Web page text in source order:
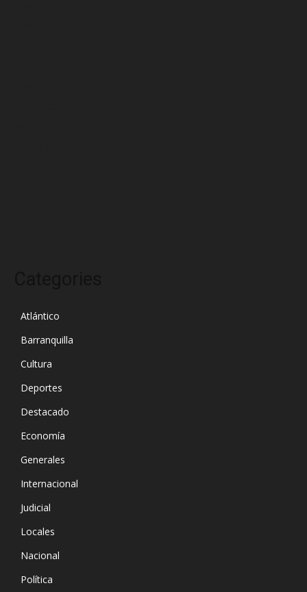
Atlántico
Barranquilla
Cultura
Deportes
Destacado
Economía
Generales
Internacional
Judicial
Locales
Nacional
Política